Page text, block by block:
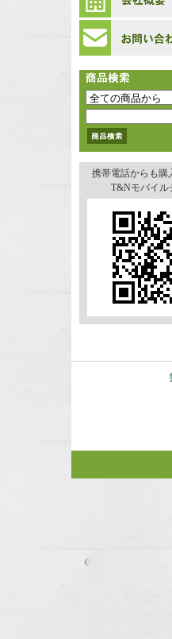
携帯電話からも購
T&Nモバイル